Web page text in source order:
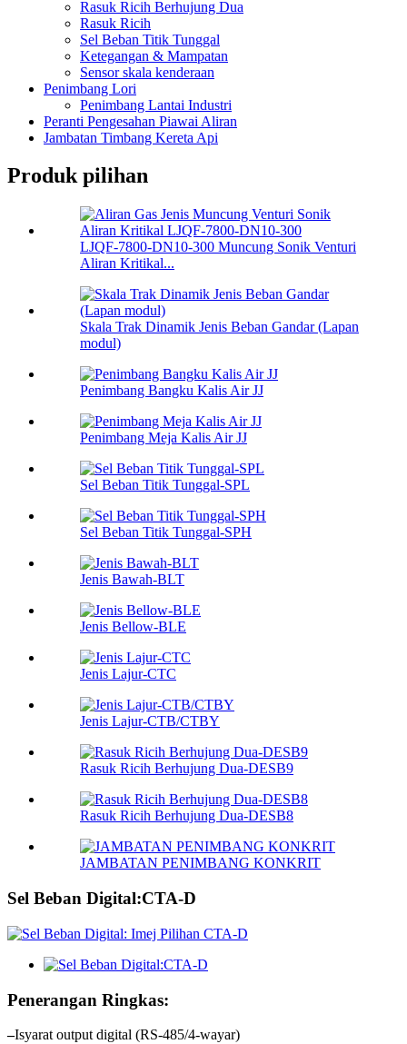
Rasuk Ricih Berhujung Dua
Rasuk Ricih
Sel Beban Titik Tunggal
Ketegangan & Mampatan
Sensor skala kenderaan
Penimbang Lori
Penimbang Lantai Industri
Peranti Pengesahan Piawai Aliran
Jambatan Timbang Kereta Api
Produk pilihan
LJQF-7800-DN10-300 Muncung Sonik Venturi
Aliran Kritikal...
Skala Trak Dinamik Jenis Beban Gandar (Lapan
modul)
Penimbang Bangku Kalis Air JJ
Penimbang Meja Kalis Air JJ
Sel Beban Titik Tunggal-SPL
Sel Beban Titik Tunggal-SPH
Jenis Bawah-BLT
Jenis Bellow-BLE
Jenis Lajur-CTC
Jenis Lajur-CTB/CTBY
Rasuk Ricih Berhujung Dua-DESB9
Rasuk Ricih Berhujung Dua-DESB8
JAMBATAN PENIMBANG KONKRIT
Sel Beban Digital:CTA-D
Penerangan Ringkas:
–Isyarat output digital (RS-485/4-wayar)